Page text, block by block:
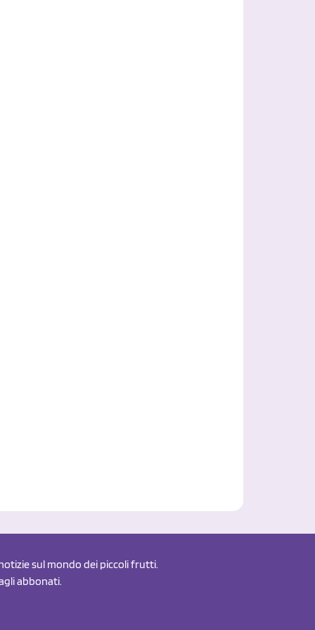
sul mondo dei piccoli frutti.
abbonati.